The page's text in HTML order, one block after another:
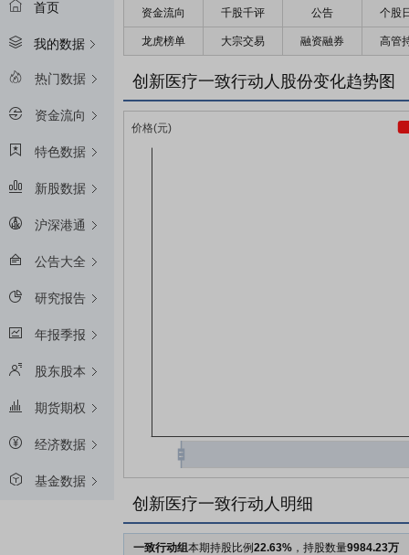
首页
我的数据
热门数据
资金流向
特色数据
新股数据
沪深港通
公告大全
研究报告
年报季报
股东股本
期货期权
经济数据
基金数据
资金流向 千股千评 公告 个股
龙虎榜单 大宗交易 融资融券 高管
创新医疗一致行动人股份变化趋势图
创新医疗一致行动人明细
一致行动组本期持股比例22.63% ，持股数量9984.23万